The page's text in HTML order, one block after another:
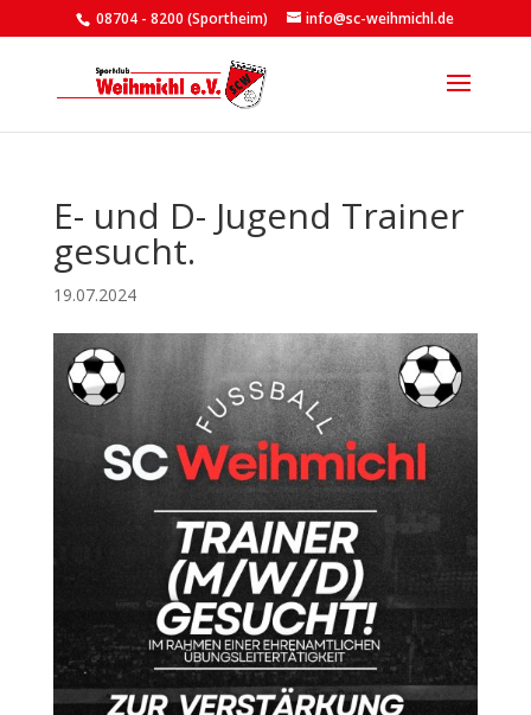
08704 - 8200 (Sportheim) info@sc-weihmichl.de
E- und D- Jugend Trainer
gesucht.
19.07.2024